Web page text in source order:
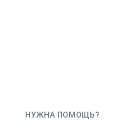
НУЖНА ПОМОЩЬ?